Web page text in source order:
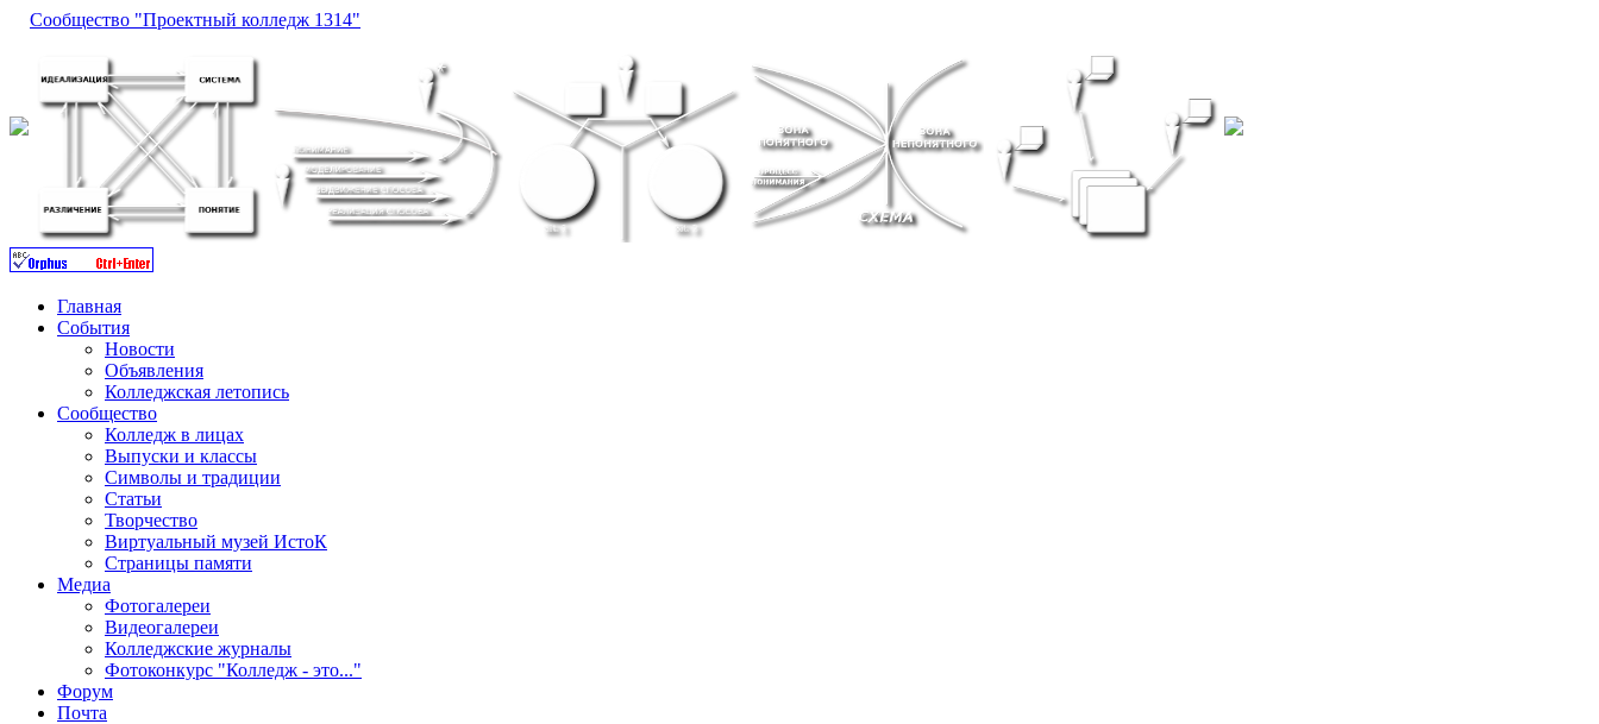
Сообщество "Проектный колледж 1314"
Главная
События
Новости
Объявления
Колледжская летопись
Сообщество
Колледж в лицах
Выпуски и классы
Символы и традиции
Статьи
Творчество
Виртуальный музей ИстоК
Страницы памяти
Медиа
Фотогалереи
Видеогалереи
Колледжские журналы
Фотоконкурс "Колледж - это..."
Форум
Почта